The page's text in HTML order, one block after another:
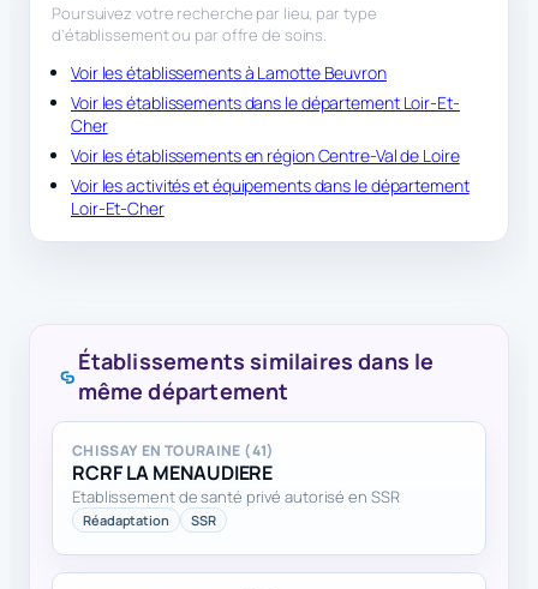
Établissements similaires dans le
même département
CHISSAY EN TOURAINE (41)
RCRF LA MENAUDIERE
Etablissement de santé privé autorisé en SSR
Réadaptation SSR
Poursuivez votre recherche par lieu, par type
d’établissement ou par offre de soins.
Voir les établissements à Lamotte Beuvron
Voir les établissements dans le département Loir-Et-
Cher
Voir les établissements en région Centre-Val de Loire
Voir les activités et équipements dans le département
Loir-Et-Cher